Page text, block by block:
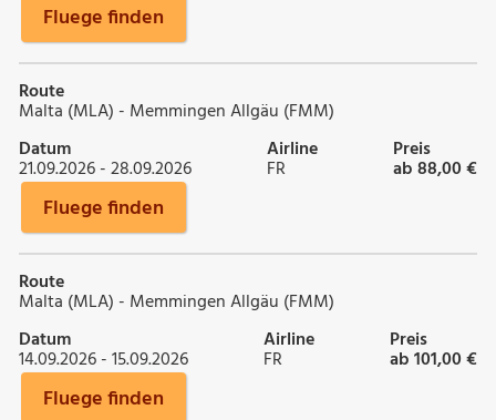
Fluege finden
Route
Malta (MLA) - Memmingen Allgäu (FMM)
Datum
21.09.2026 - 28.09.2026
Airline
FR
Preis
ab 88,00 €
Fluege finden
Route
Malta (MLA) - Memmingen Allgäu (FMM)
Datum
14.09.2026 - 15.09.2026
Airline
FR
Preis
ab 101,00 €
Fluege finden